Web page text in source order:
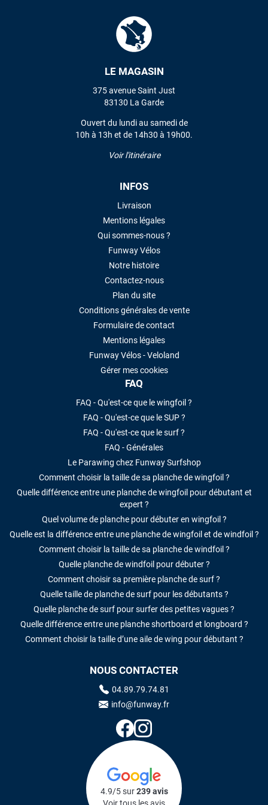
LE MAGASIN
375 avenue Saint Just
83130 La Garde
Ouvert du lundi au samedi de
10h à 13h et de 14h30 à 19h00.
Voir l'itinéraire
INFOS
Livraison
Mentions légales
Qui sommes-nous ?
Funway Vélos
Notre histoire
Contactez-nous
Plan du site
Conditions générales de vente
Formulaire de contact
Mentions légales
Funway Vélos - Veloland
Gérer mes cookies
FAQ
FAQ - Qu'est-ce que le wingfoil ?
FAQ - Qu'est-ce que le SUP ?
FAQ - Qu'est-ce que le surf ?
FAQ - Générales
Le Parawing chez Funway Surfshop
Comment choisir la taille de sa planche de wingfoil ?
Quelle différence entre une planche de wingfoil pour débutant et
expert ?
Quel volume de planche pour débuter en wingfoil ?
Quelle est la différence entre une planche de wingfoil et de windfoil ?
Comment choisir la taille de sa planche de windfoil ?
Quelle planche de windfoil pour débuter ?
Comment choisir sa première planche de surf ?
Quelle taille de planche de surf pour les débutants ?
Quelle planche de surf pour surfer des petites vagues ?
Quelle différence entre une planche shortboard et longboard ?
Comment choisir la taille d’une aile de wing pour débutant ?
NOUS CONTACTER
04.89.79.74.81
info@funway.fr
4.9/5 sur239 avis
VOIR TOUS LES AVIS
LAISSER UN AVIS